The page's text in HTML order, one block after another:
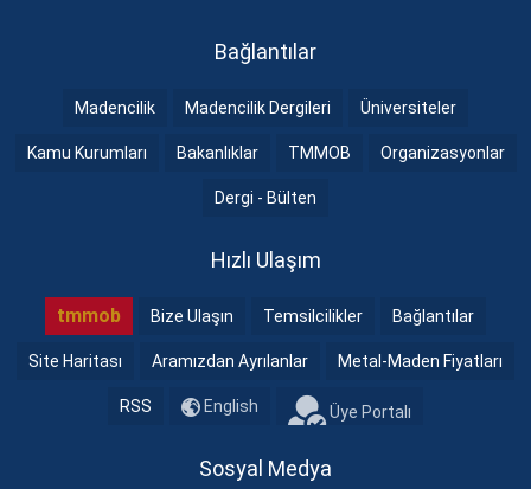
Bağlantılar
Madencilik Madencilik Dergileri Üniversiteler
Kamu Kurumları Bakanlıklar TMMOB Organizasyonlar
Dergi - Bülten
Hızlı Ulaşım
tmmob Bize Ulaşın Temsilcilikler Bağlantılar
Site Haritası Aramızdan Ayrılanlar Metal-Maden Fiyatları
RSS English Üye Portalı
Sosyal Medya